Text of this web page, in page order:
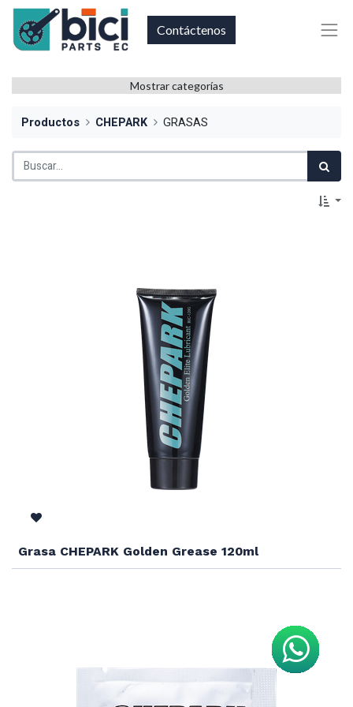
Contáctenos
Mostrar categorías
Productos CHEPARK GRASAS
Grasa CHEPARK Golden Grease 120ml